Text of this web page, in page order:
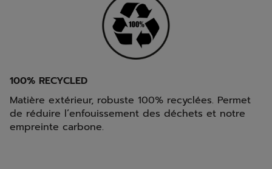
100% RECYCLED
Matière extérieur, robuste 100% recyclées. Permet
de réduire l’enfouissement des déchets et notre
empreinte carbone.